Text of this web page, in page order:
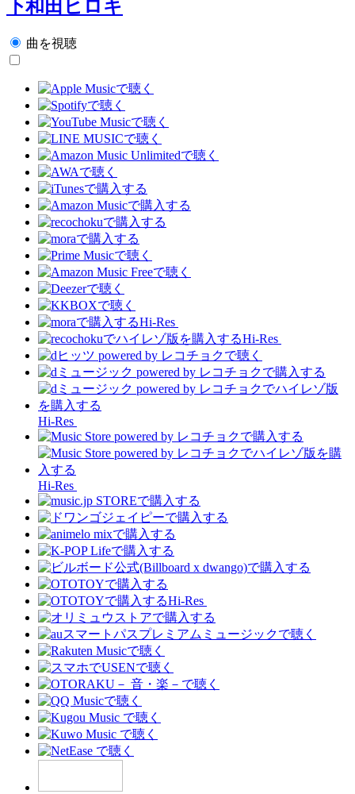
下和田ヒロキ
曲を視聴
Hi-Res
Hi-Res
Hi-Res
Hi-Res
Hi-Res